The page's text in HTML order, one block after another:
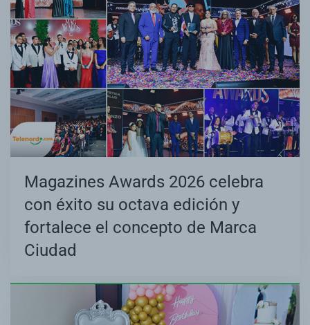
Magazines Awards 2026 celebra
con éxito su octava edición y
fortalece el concepto de Marca
Ciudad